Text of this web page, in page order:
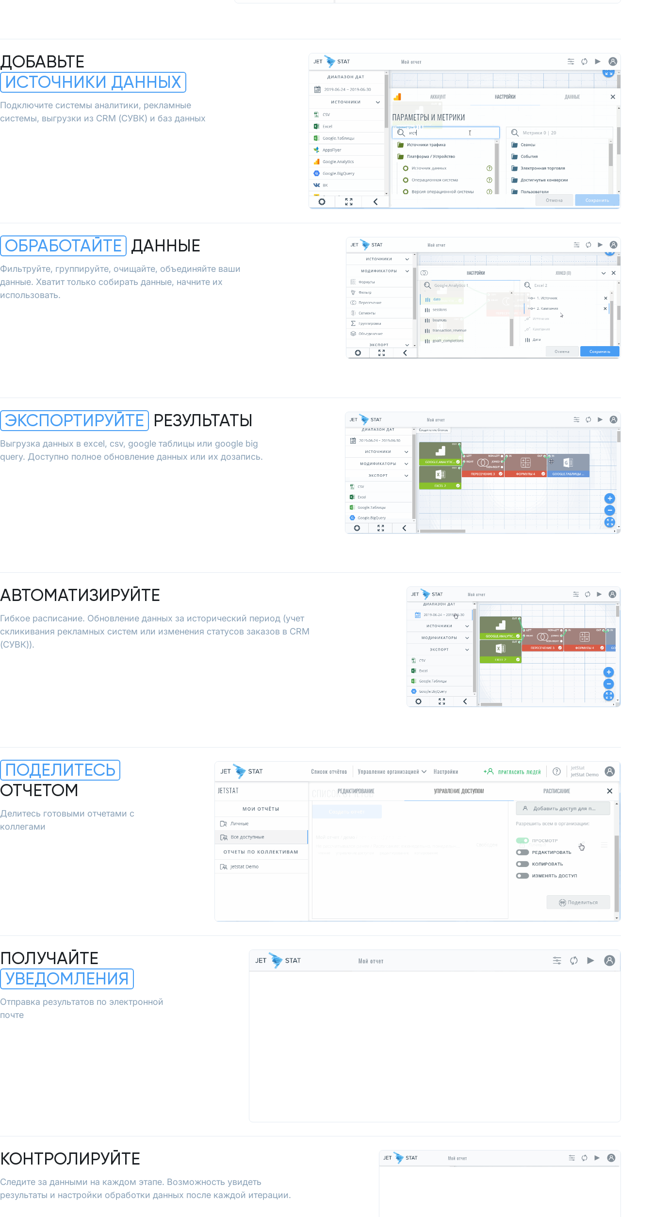
ДОБАВЬТЕ
ИСТОЧНИКИ ДАННЫХ
Подключите системы аналитики, рекламные
системы, выгрузки из CRM (СУВК) и баз данных
ОБРАБОТАЙТЕ ДАННЫЕ
Фильтруйте, группируйте, очищайте, объединяйте ваши
данные. Хватит только собирать данные, начните их
использовать.
ЭКСПОРТИРУЙТЕ РЕЗУЛЬТАТЫ
Выгрузка данных в excel, csv, google таблицы или google big
query. Доступно полное обновление данных или их дозапись.
АВТОМАТИЗИРУЙТЕ
Гибкое расписание. Обновление данных за исторический период (учет
скликивания рекламных систем или изменения статусов заказов в CRM
(СУВК)).
ПОДЕЛИТЕСЬ
ОТЧЕТОМ
Делитесь готовыми отчетами с
коллегами
ПОЛУЧАЙТЕ
УВЕДОМЛЕНИЯ
Отправка результатов по электронной
почте
КОНТРОЛИРУЙТЕ
Следите за данными на каждом этапе. Возможность увидеть
результаты и настройки обработки данных после каждой итерации.